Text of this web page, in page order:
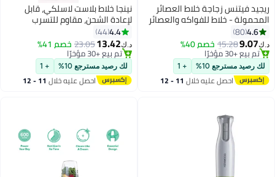
ريجيد فيتنس زجاجة خلاط العصائر
المحمولة - خلاط للفواكه والعصائر
شفرة من الفولاذ المقاوم للصدأ،
مثالية للصالة الرياضية والخارجية -
خلاط صحي خالٍ من مادة BPA (33.8
أونصة/1000 مل) - IPX6
4.6
80
د.ك‏9.07
15.28خصم 40%
#13 في خلاط بحجم شخصي
أقل سعر في السنة
تم بيع +30 مؤخرًا
#13 في خلاط بحجم شخصي
لك رصيد مسترجع 10% + 1
احصل عليه خلال 11 - 12
نينجا خلاط بلاست لاسلكي، قابل
لإعادة الشحن، مقاوم للتسرب
4.4
44
د.ك‏13.42
23.05خصم 41%
#4 في خلاط بحجم شخصي
بتخلّص بسرعة
تم بيع +30 مؤخرًا
#4 في خلاط بحجم شخصي
لك رصيد مسترجع 10% + 1
احصل عليه خلال 11 - 12